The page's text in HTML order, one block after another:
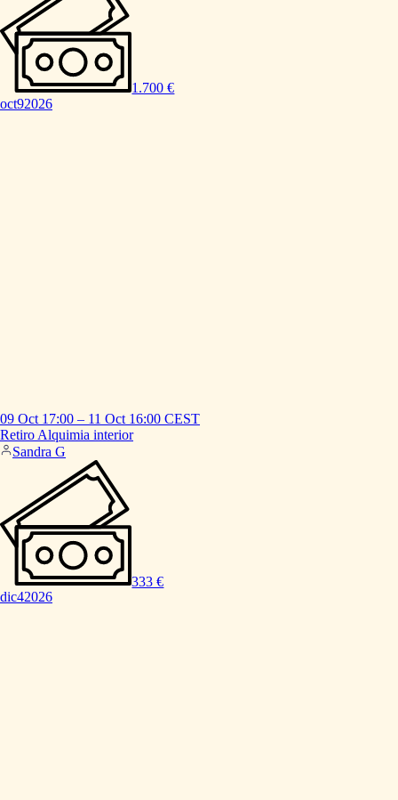
1.700 €
oct92026
09 Oct 17:00 – 11 Oct 16:00 CEST
Retiro Alquimia interior
Sandra G
333 €
dic42026